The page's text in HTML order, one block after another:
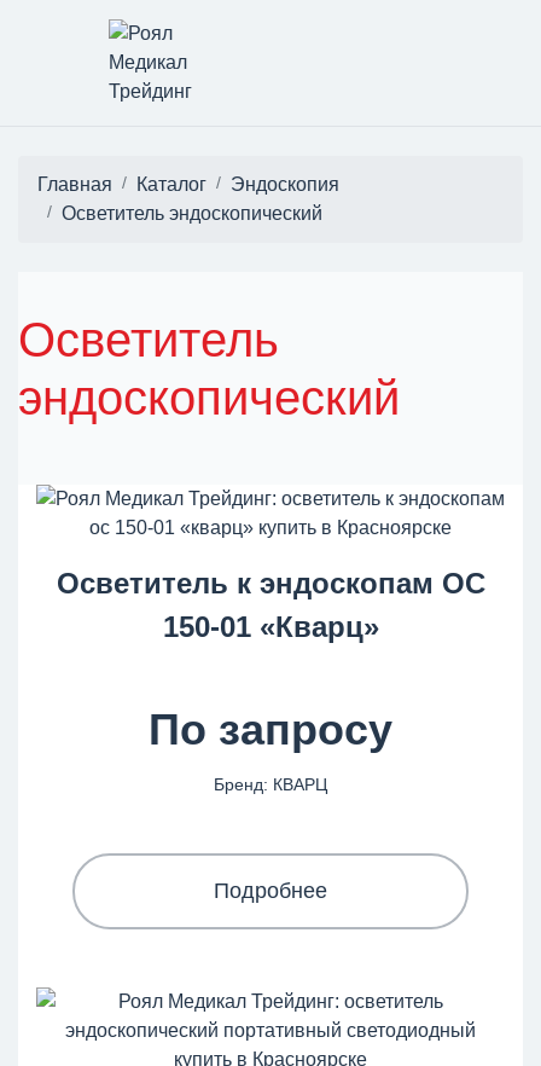
Главная Каталог
Эндоскопия
Осветитель эндоскопический
Осветитель
эндоскопический
Осветитель к эндоскопам ОС
150-01 «Кварц»
По запросу
Бренд: КВАРЦ
Подробнее